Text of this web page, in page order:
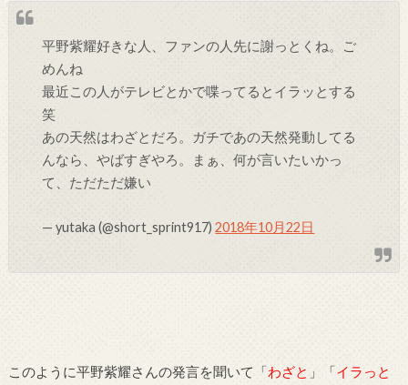
平野紫耀好きな人、ファンの人先に謝っとくね。ご
めんね
最近この人がテレビとかで喋ってるとイラッとする
笑
あの天然はわざとだろ。ガチであの天然発動してる
んなら、やばすぎやろ。まぁ、何が言いたいかっ
て、ただただ嫌い
— yutaka (@short_sprint917)2018年10月22日
このように平野紫耀さんの発言を聞いて「わざと 」「イラっと